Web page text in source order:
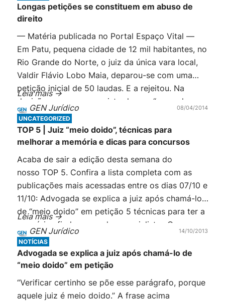
Longas petições se constituem em abuso de
direito
— Matéria publicada no Portal Espaço Vital —
Em Patu, pequena cidade de 12 mil habitantes, no
Rio Grande do Norte, o juiz da única vara local,
Valdir Flávio Lobo Maia, deparou-se com uma
petição inicial de 50 laudas. E a rejeitou. Na
decisão, escreve o magistrado que “segundo a
Unesco, um texto de 49 páginas, […]
Leia mais ->
GEN Jurídico
08/04/2014
UNCATEGORIZED
TOP 5 | Juiz “meio doido”, técnicas para
melhorar a memória e dicas para concursos
Acaba de sair a edição desta semana do
nosso TOP 5. Confira a lista completa com as
publicações mais acessadas entre os dias 07/10 e
11/10: Advogada se explica a juiz após chamá-lo
de “meio doido” em petição 5 técnicas para ter a
memória afiada, segundo especialistas Os cursos
de Direito com as melhores notas no Enade […]
Leia mais ->
GEN Jurídico
14/10/2013
NOTÍCIAS
Advogada se explica a juiz após chamá-lo de
“meio doido” em petição
“Verificar certinho se põe esse parágrafo, porque
aquele juiz é meio doido.” A frase acima